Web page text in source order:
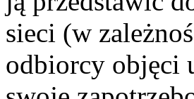
sieci (w
odbiorcy objęci